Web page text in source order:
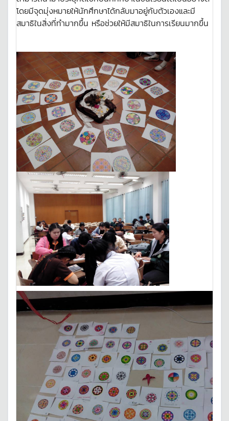
โดยมีจุดมุ่งหมายให้นักศึกษาได้กลับมาอยู่กับตัวเองและมี
สมาธิในสิ่งที่ทำมากขึ้น หรือช่วยให้มีสมาธิในการเรียนมากขึ้น